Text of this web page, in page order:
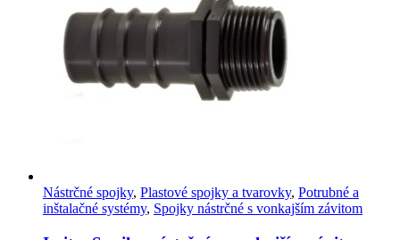
Nástrčné spojky, Plastové spojky a tvarovky, Potrubné a
inštalačné systémy, Spojky nástrčné s vonkajším závitom